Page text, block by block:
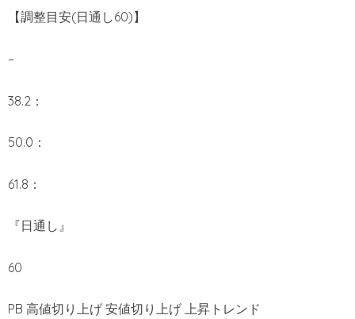
【調整目安(日通し60)】
–
38.2：
50.0：
61.8：
『日通し』
60
PB 高値切り上げ 安値切り上げ 上昇トレンド